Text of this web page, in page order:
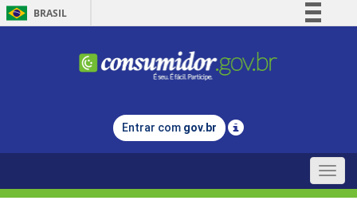
BRASIL
Comunica BR
Legislação
Entrar com gov.br
Toggle